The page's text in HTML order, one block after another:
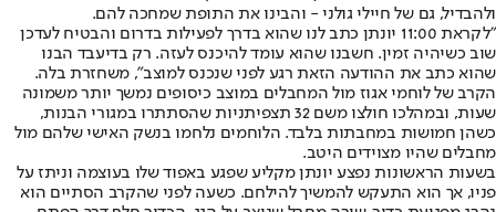
ולהבדיל, גם של חיילי גולני - והבינו את התופת שמחכה להם.
"לקראת 11:00 יונתן כתב לנו שהוא בדרך לפעילות בדרום והבטיח לעדכן
שוב כשיהיה זמין. חשבנו שהוא עומד להיכנס לעזה. רק בדיעבד הבנו
שהוא כתב את ההודעה הזאת רגע לפני שנכנס למוצב", משחזרת בלה.
הקרב של לוחמי אגוז מול המחבלים במוצב כיסופים נמשך יותר משמונה
שעות, ובמהלכו חולצו משם 32 תצפיתניות שהסתתרו במגורי הבנות,
כשהן חמושות במחבתות בלבד. הלוחמים נלחמו בנשק האישי שלהם מול
מחבלים שהיו מצוידים היטב.
בשעות הראשונות נפצע יונתן מקליע שפגע באפוד שלו בעוצמה וניתז על
פניו, אך הוא התעקש להמשיך להילחם. כשעה לפני שהקרב הסתיים הוא